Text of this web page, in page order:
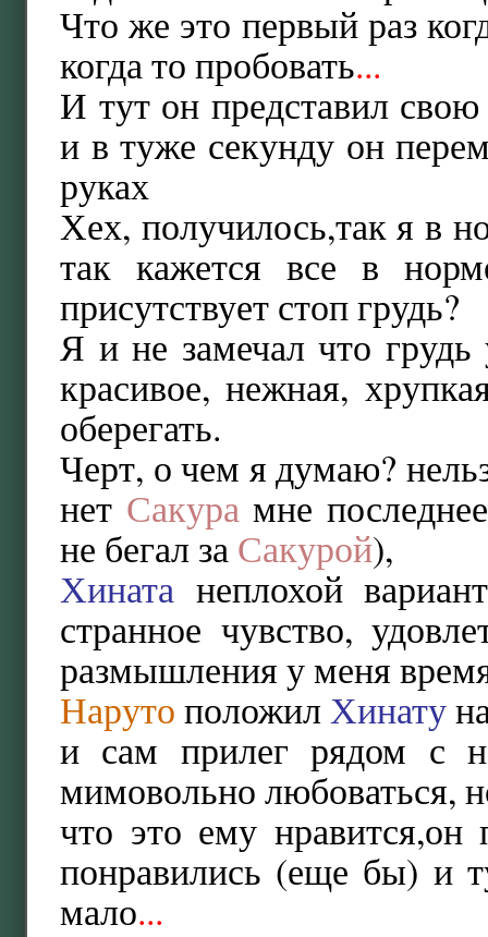
Что же это первый раз
когда то пробовать...
И тут он представил
и в туже секунду он
руках
Хех, получилось,так я в
так кажется все в
присутствует стоп грудь?
Я и не замечал что грудь
красивое, нежная,
оберегать.
Черт, о чем я думаю?
нет Сакурамне
не бегал заСакурой),
Хината неплохой
странное чувство,
размышления у меня
НарутоположилХинату
и сам прилег рядом с
мимовольно любоваться,
что это ему
понравились (еще бы) и
мало...